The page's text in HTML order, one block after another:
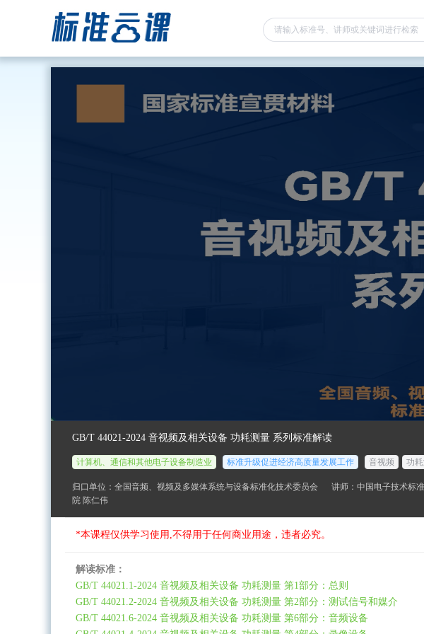
GB/T 44021-2024 音视频及相关设备 功耗测量 系列标准解读
计算机、通信和其他电子设备制造业 标准升级促进经济高质量发展工作 音视频 功
归口单位：全国音频、视频及多媒体系统与设备标准化技术委员会
讲师：中国电子技术标
院 陈仁伟
*本课程仅供学习使用,不得用于任何商业用途，违者必究。
解读标准：
GB/T 44021.1-2024 音视频及相关设备 功耗测量 第1部分：总则
GB/T 44021.2-2024 音视频及相关设备 功耗测量 第2部分：测试信号和媒介
GB/T 44021.6-2024 音视频及相关设备 功耗测量 第6部分：音频设备